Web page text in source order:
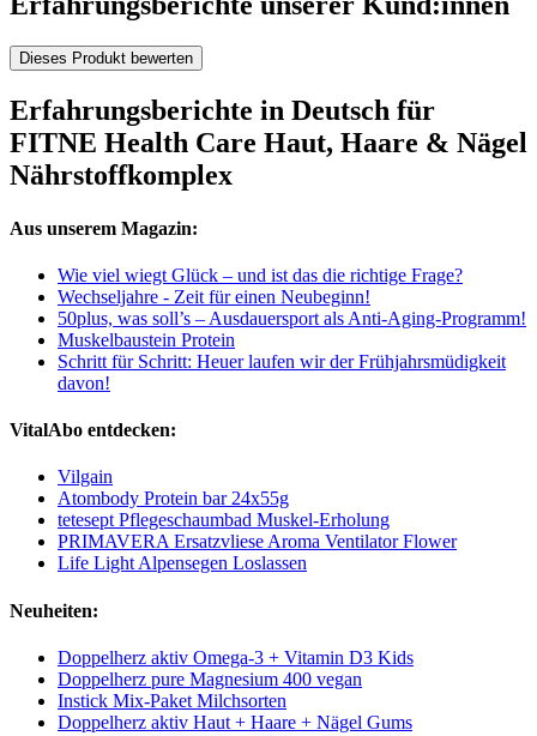
Dieses Produkt bewerten
Erfahrungsberichte in Deutsch für
FITNE Health Care Haut, Haare & Nägel
Nährstoffkomplex
Aus unserem Magazin:
Wie viel wiegt Glück – und ist das die richtige Frage?
Wechseljahre - Zeit für einen Neubeginn!
50plus, was soll’s – Ausdauersport als Anti-Aging-Programm!
Muskelbaustein Protein
Schritt für Schritt: Heuer laufen wir der Frühjahrsmüdigkeit
davon!
VitalAbo entdecken:
Vilgain
Atombody Protein bar 24x55g
tetesept Pflegeschaumbad Muskel-Erholung
PRIMAVERA Ersatzvliese Aroma Ventilator Flower
Life Light Alpensegen Loslassen
Neuheiten:
Doppelherz aktiv Omega-3 + Vitamin D3 Kids
Doppelherz pure Magnesium 400 vegan
Instick Mix-Paket Milchsorten
Doppelherz aktiv Haut + Haare + Nägel Gums